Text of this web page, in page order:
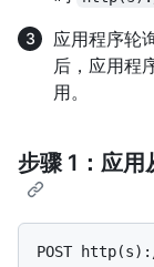
应用程序轮
后，应用程
用。
步骤 1：应